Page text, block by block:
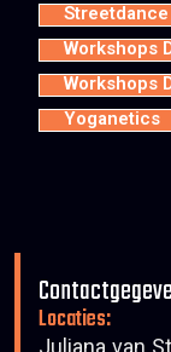
Streetdance
Workshops
Workshops
Yoganetics
Locaties: